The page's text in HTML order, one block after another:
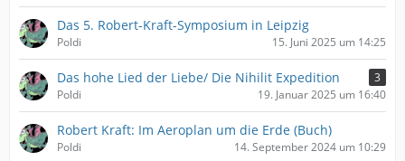
Das 5. Robert-Kraft-Symposium in Leipzig
Poldi 15. Juni 2025 um 14:25
Das hohe Lied der Liebe/ Die Nihilit Expedition
3
Poldi
19. Januar 2025 um 16:40
Robert Kraft: Im Aeroplan um die Erde (Buch)
Poldi 14. September 2024 um 10:29